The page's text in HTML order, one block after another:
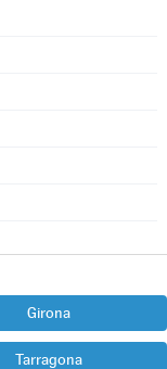
Girona
Tarragona